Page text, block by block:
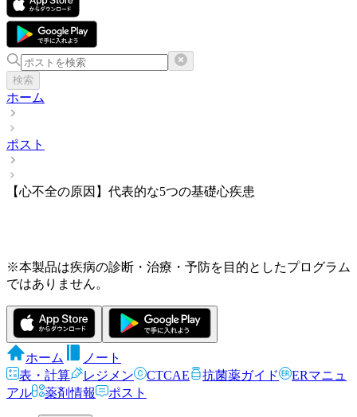
検索
ホーム
ポスト
【心不全の原因】代表的な5つの基礎心疾患
※本製品は疾病の診断・治療・予防を目的としたプログラム
ではありません。
ホーム
ノート
表・計算
レジメン CTCAE 抗菌薬ガイド
ERマニュ
アル
薬剤情報 ポスト